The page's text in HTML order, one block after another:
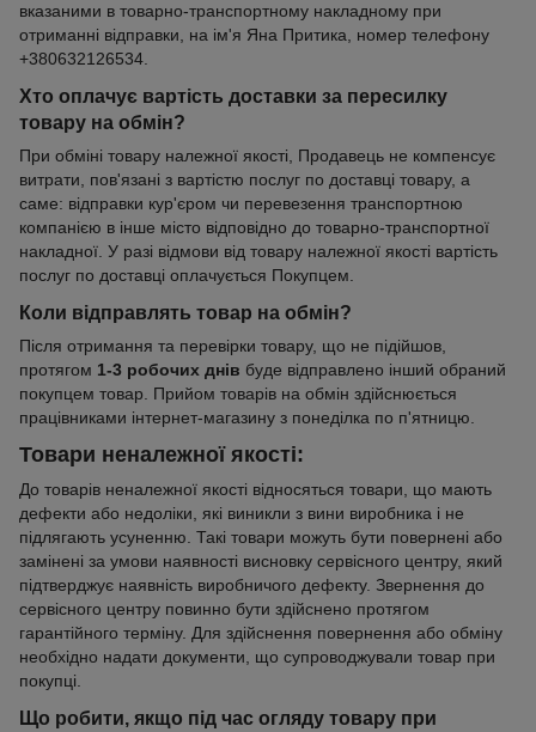
вказаними в товарно-транспортному накладному при
отриманні відправки, на ім'я Яна Притика, номер телефону
+380632126534.
Хто оплачує вартість доставки за пересилку
товару на обмін?
При обміні товару належної якості, Продавець не компенсує
витрати, пов'язані з вартістю послуг по доставці товару, а
саме: відправки кур'єром чи перевезення транспортною
компанією в інше місто відповідно до товарно-транспортної
накладної. У разі відмови від товару належної якості вартість
послуг по доставці оплачується Покупцем.
Коли відправлять товар на обмін?
Після отримання та перевірки товару, що не підійшов,
протягом 1-3 робочих днів буде відправлено інший обраний
покупцем товар. Прийом товарів на обмін здійснюється
працівниками інтернет-магазину з понеділка по п'ятницю.
Товари неналежної якості:
До товарів неналежної якості відносяться товари, що мають
дефекти або недоліки, які виникли з вини виробника і не
підлягають усуненню. Такі товари можуть бути повернені або
замінені за умови наявності висновку сервісного центру, який
підтверджує наявність виробничого дефекту. Звернення до
сервісного центру повинно бути здійснено протягом
гарантійного терміну. Для здійснення повернення або обміну
необхідно надати документи, що супроводжували товар при
покупці.
Що робити, якщо під час огляду товару при